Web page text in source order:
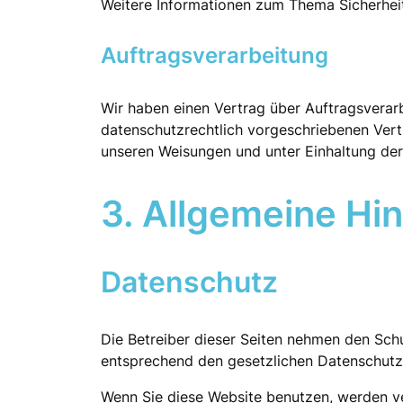
Weitere Informationen zum Thema
Auftragsverarbeitung
Wir haben einen Vertrag über
datenschutzrechtlich vorgeschriebenen
unseren Weisungen und unter Einhaltung
3. Allgemeine
Datenschutz
Die Betreiber dieser Seiten nehmen den
entsprechend den gesetzlichen
Wenn Sie diese Website benutzen, werden